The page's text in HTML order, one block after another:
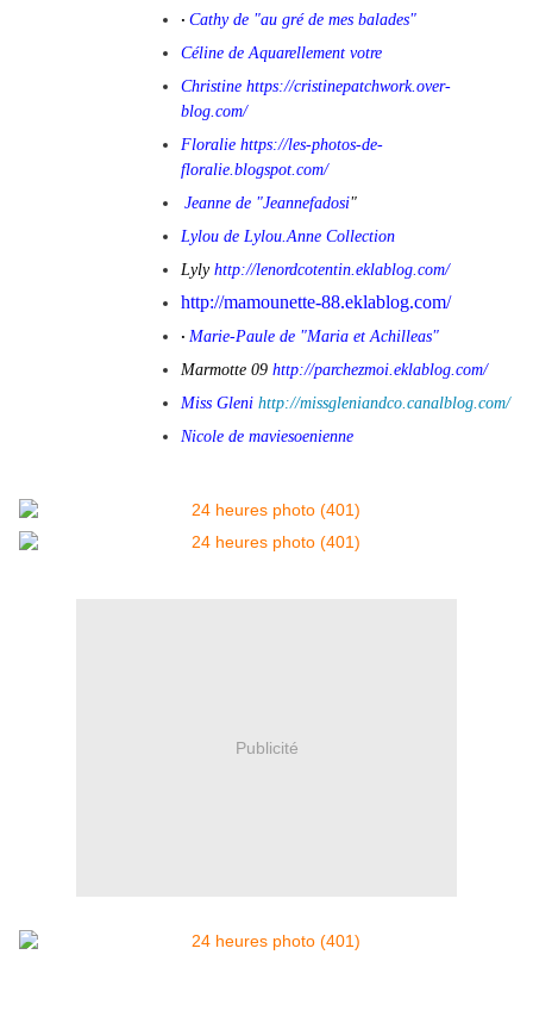
· Cathy de "au gré de mes balades"
Céline de Aquarellement votre
Christine https://cristinepatchwork.over-
blog.com/
Floralie https://les-photos-de-
floralie.blogspot.com/
Jeanne de "Jeannefadosi"
Lylou de Lylou.Anne Collection
Lyly http://lenordcotentin.eklablog.com/
http://mamounette-88.eklablog.com/
· Marie-Paule de "Maria et Achilleas"
Marmotte 09 http://parchezmoi.eklablog.com/
Miss Gleni http://missgleniandco.canalblog.com/
Nicole de maviesoenienne
Publicité